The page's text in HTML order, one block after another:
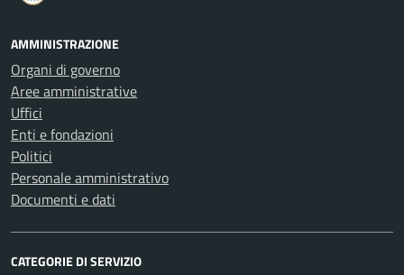
AMMINISTRAZIONE
Organi di governo
Aree amministrative
Uffici
Enti e fondazioni
Politici
Personale amministrativo
Documenti e dati
CATEGORIE DI SERVIZIO